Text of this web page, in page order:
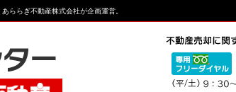
ららぎ不動産株式会社が企画運営。